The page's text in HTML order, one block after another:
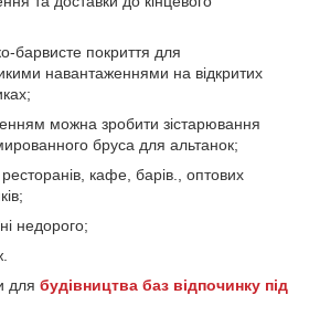
барвисте покриття для
навантаженнями на відкритих
можна зробити зістарювання
бруса для альтанок;
ресторанів, кафе, барів., оптових
недорого;
для будівництва баз відпочинку під